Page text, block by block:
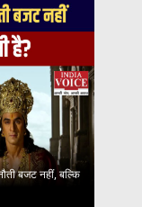
बजट नहीं, बल्कि